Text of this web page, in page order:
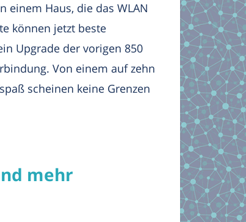
einem Haus, die das WLAN
können jetzt beste
Upgrade der vorigen 850
Von einem auf zehn
scheinen keine Grenzen
mehr